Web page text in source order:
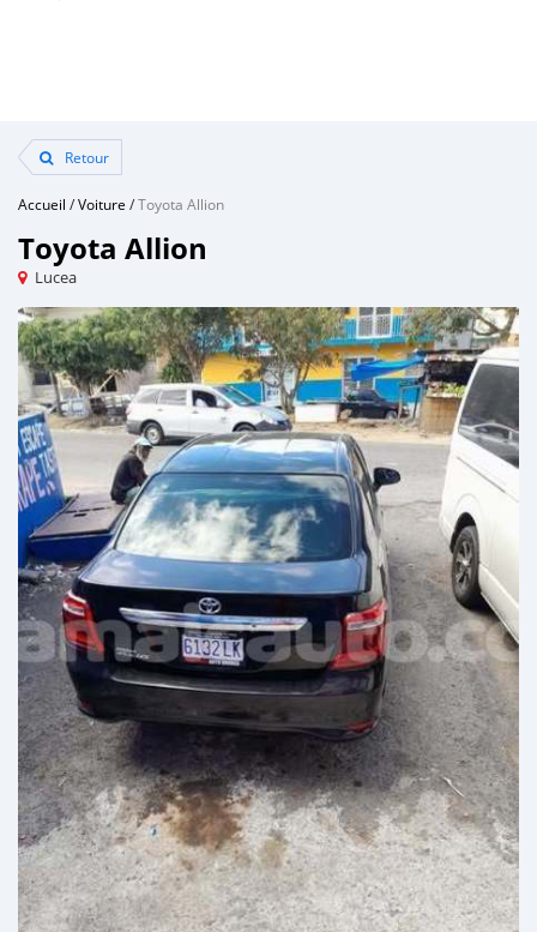
Retour
Accueil /Voiture /Toyota Allion
Toyota Allion
Lucea